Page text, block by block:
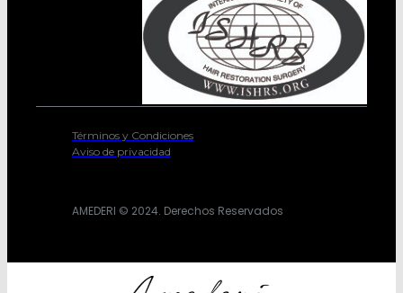
Términos y Condiciones
Aviso de privacidad
AMEDERI © 2024. Derechos Reservados